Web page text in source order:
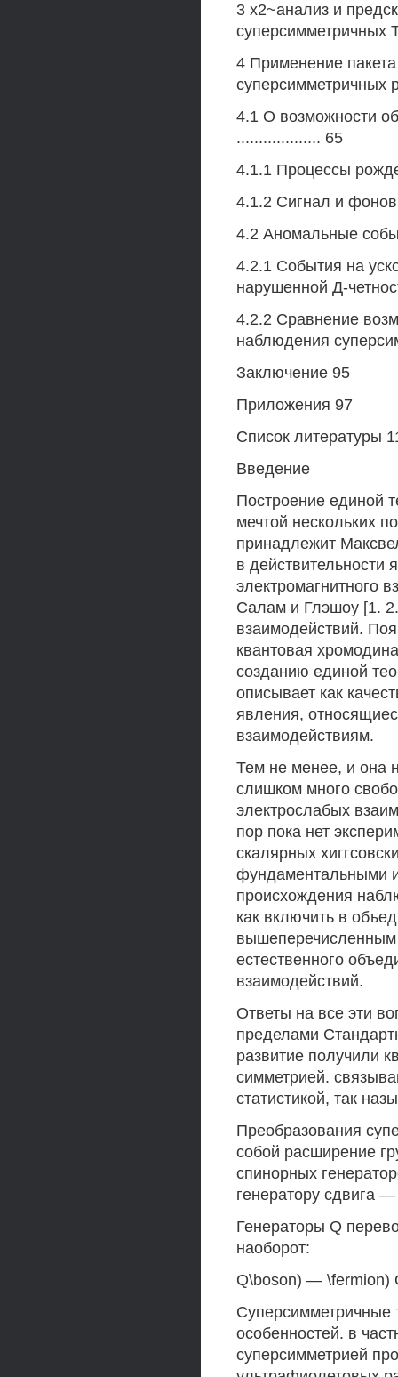
3 х2~анализ и
суперсимметричных
4 Применение
суперсимметричных
4.1 О возможности
................... 65
4.1.1 Процессы
4.1.2 Сигнал и
4.2 Аномальные
4.2.1 События на
нарушенной Д-
4.2.2 Сравнение
наблюдения
Заключение 95
Приложения 97
Список литературы
Введение
Построение единой
мечтой нескольких
принадлежит
в действительности
электромагнитного
Салам и Глэшоу [1.
взаимодействий.
квантовая
созданию единой
описывает как
явления,
взаимодействиям.
Тем не менее, и она
слишком много
электрослабых
пор пока нет
скалярных
фундаментальными
происхождения
как включить в
вышеперечисленным
естественного
взаимодействий.
Ответы на все эти
пределами
развитие получили
симметрией.
статистикой, так
Преобразования
собой расширение
спинорных
генератору сдвига
Генераторы Q
наоборот:
Q\boson) — \fermion)
Суперсимметричные
особенностей. в
суперсимметрией